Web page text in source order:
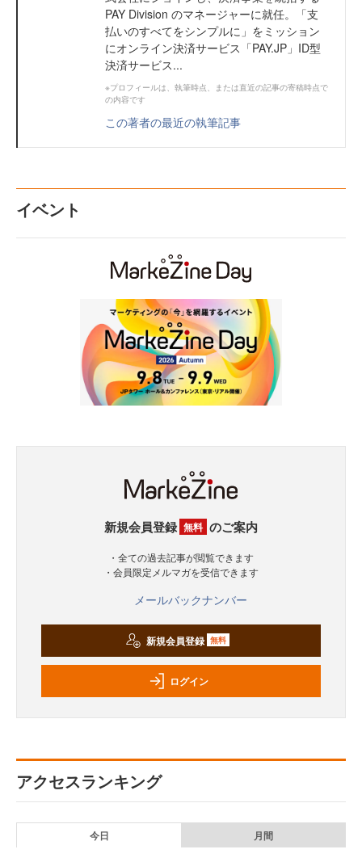
PAY Division のマネージャーに就任。「支
払いのすべてをシンプルに」をミッション
にオンライン決済サービス「PAY.JP」ID型
決済サービス...
※プロフィールは、執筆時点、または直近の記事の寄稿時点で
の内容です
この著者の最近の執筆記事
イベント
新規会員登録 無料 のご案内
・全ての過去記事が閲覧できます
・会員限定メルマガを受信できます
メールバックナンバー
新規会員登録 無料
ログイン
アクセスランキング
今日 月間